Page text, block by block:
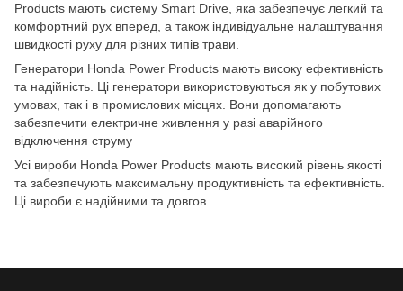
Products мають систему Smart Drive, яка забезпечує легкий та
комфортний рух вперед, а також індивідуальне налаштування
швидкості руху для різних типів трави.
Генератори Honda Power Products мають високу ефективність
та надійність. Ці генератори використовуються як у побутових
умовах, так і в промислових місцях. Вони допомагають
забезпечити електричне живлення у разі аварійного
відключення струму
Усі вироби Honda Power Products мають високий рівень якості
та забезпечують максимальну продуктивність та ефективність.
Ці вироби є надійними та довгов